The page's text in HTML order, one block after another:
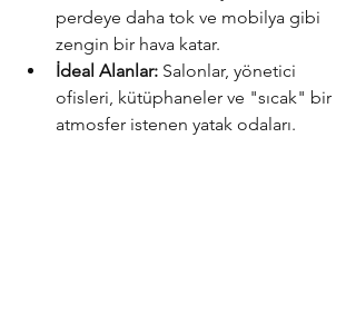
perdeye daha tok ve mobilya gibi
zengin bir hava katar.
İdeal Alanlar: Salonlar, yönetici
ofisleri, kütüphaneler ve "sıcak" bir
atmosfer istenen yatak odaları.